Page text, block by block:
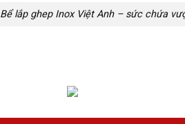
Bể lắp ghep Inox Việt Anh – sức chứa